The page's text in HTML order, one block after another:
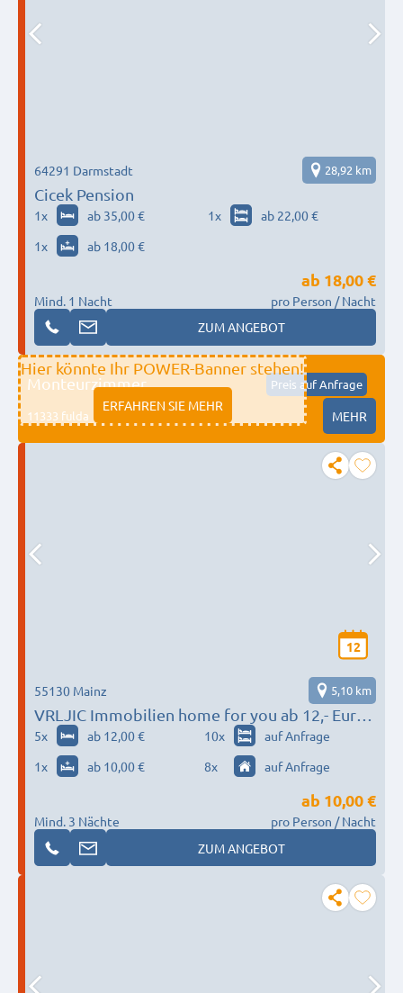
Cicek Pension
64291 Darmstadt 28,92 km
1x ab 35,00 € 1x
ab 22,00 €
1x ab 18,00 €
Mind. 1 Nacht
ab 18,00 €
pro Person / Nacht
ZUM ANGEBOT
Hier könnte Ihr POWER-Banner stehen!
ERFAHREN SIE MEHR
Monteurzimmer Preis auf Anfrage
11333 fulda MEHR
12
VRLJIC Immobilien home for you ab 12,- Euro
pro Nacht
55130 Mainz 5,10 km
5x ab 12,00 € 10x
auf Anfrage
1x ab 10,00 € 8x auf Anfrage
Mind. 3 Nächte
ab 10,00 €
pro Person / Nacht
ZUM ANGEBOT